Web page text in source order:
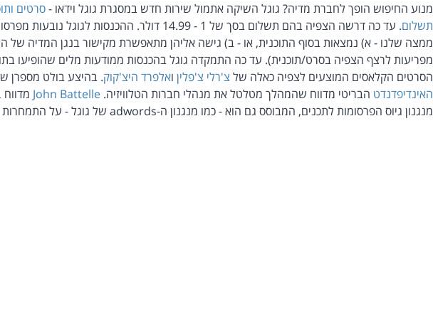
מנוע החיפוש הופך לחברת מדיה? גוגל השיקה אתמול שירות חדש במסגרת גוגל וידאו -סרטים
תשלום
. עד כה דרשה הצפיה בהם תשלום בסך של 1 - 14.99 דולר.
ממצה שלנו - א) נמצאות בסוף התוכנית, או - ב) גישה אליהן מתאפשרת מקישור בנגן המדיה של
מפריעות לרצף הצפיה בסרט/תוכנית). עד כה התמקדה גוגל בהכנסות ממודעות מלים שהופיעו
הסרטים הקלאסים המוצעים לצפיה כאלה של צ'רלי צ'פליןואלפרד היצ'קוק. בהיצע בולט מספרן
האינדיפדנדט הבריטי מדווח שהמהלך מטלטל את מנהלי חברות הטלוויזיה. John Battelle
מנגנון גיוס הפרסומות לתכנים, המבוסס גם הוא - כמו מנגנון ה-adwords של גוגל - על התמחרות בין מציעים שונים.